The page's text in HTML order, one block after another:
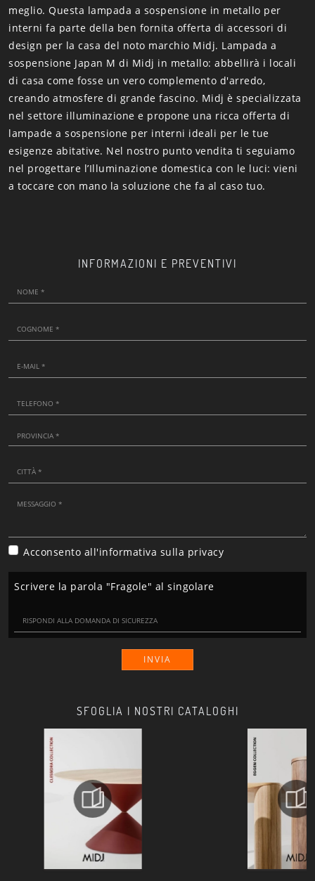
meglio. Questa lampada a sospensione in metallo per
interni fa parte della ben fornita offerta di accessori di
design per la casa del noto marchio Midj. Lampada a
sospensione Japan M di Midj in metallo: abbellirà i locali
di casa come fosse un vero complemento d'arredo,
creando atmosfere di grande fascino. Midj è specializzata
nel settore illuminazione e propone una ricca offerta di
lampade a sospensione per interni ideali per le tue
esigenze abitative. Nel nostro punto vendita ti seguiamo
nel progettare l’Illuminazione domestica con le luci: vieni
a toccare con mano la soluzione che fa al caso tuo.
SFOGLIA I NOSTRI CATALOGHI
INFORMAZIONI E PREVENTIVI
Acconsento all'informativa sulla privacy
Scrivere la parola "Fragole" al singolare
INVIA